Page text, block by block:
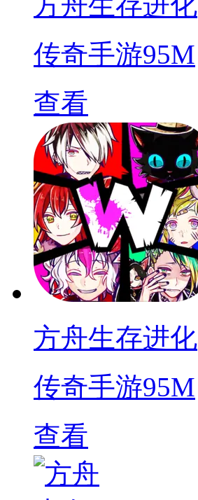
传奇手游95M
查看
方舟生存进化
传奇手游95M
查看